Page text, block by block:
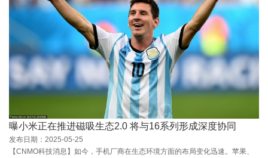
曝小米正在推进磁吸生态2.0 将与16系列形成深度协同
发布日期：2025-05-25
【CNMO科技消息】如今，手机厂商在生态环境方面的布局变化迅速。苹果、